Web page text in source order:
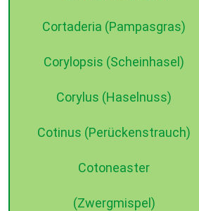
Cortaderia (Pampasgras)
Corylopsis (Scheinhasel)
Corylus (Haselnuss)
Cotinus (Perückenstrauch)
Cotoneaster
(Zwergmispel)